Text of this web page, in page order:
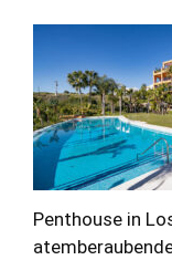
Penthouse in